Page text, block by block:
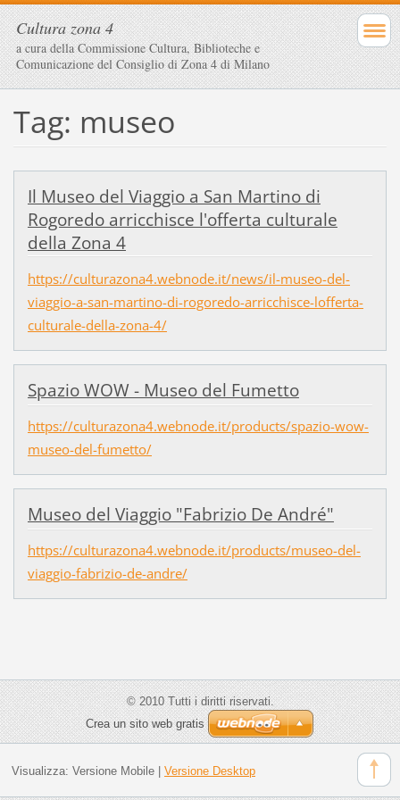
Cultura zona 4
a cura della Commissione Cultura, Biblioteche e
Comunicazione del Consiglio di Zona 4 di Milano
Tag: museo
Il Museo del Viaggio a San Martino di
Rogoredo arricchisce l'offerta culturale
della Zona 4
https://culturazona4.webnode.it/news/il-museo-del-
viaggio-a-san-martino-di-rogoredo-arricchisce-lofferta-
culturale-della-zona-4/
Spazio WOW - Museo del Fumetto
https://culturazona4.webnode.it/products/spazio-wow-
museo-del-fumetto/
Museo del Viaggio "Fabrizio De André"
https://culturazona4.webnode.it/products/museo-del-
viaggio-fabrizio-de-andre/
© 2010 Tutti i diritti riservati.
Crea un sito web gratis
Visualizza: Versione Mobile| Versione Desktop